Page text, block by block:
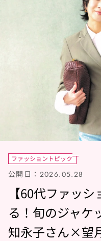
ファッショントピック
公開日： 2026.05.28
【60代ファッ
る！旬のジャケ
知永子さん×望